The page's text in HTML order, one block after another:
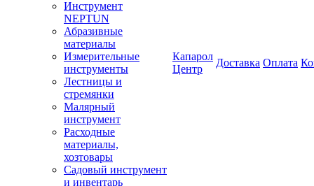
Инструмент
NEPTUN
Абразивные
материалы
Измерительные
инструменты
Лестницы и
стремянки
Малярный
инструмент
Расходные
материалы,
хозтовары
Садовый инструмент
и инвентарь
Капарол
Центр
Доставка Оплата